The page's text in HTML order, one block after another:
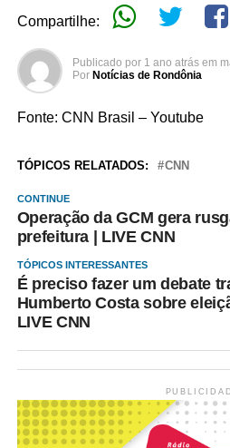
Compartilhe:
Publicado por 1 ano atrás em
Por Notícias de Rondônia
Fonte: CNN Brasil – Youtube
TÓPICOS RELATADOS: CNN
CONTINUE
Operação da GCM gera
prefeitura | LIVE CNN
TÓPICOS INTERESSANTES
É preciso fazer um debate
Humberto Costa sobre
LIVE CNN